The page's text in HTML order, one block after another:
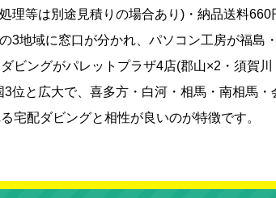
理等は別途見積りの場合あり)・納品送料660
3地域に窓口が分かれ、パソコン工房が福島
ビングがパレットプラザ4店(郡山×2・須賀川
位と広大で、喜多方・白河・相馬・南相馬・
宅配ダビングと相性が良いのが特徴です。